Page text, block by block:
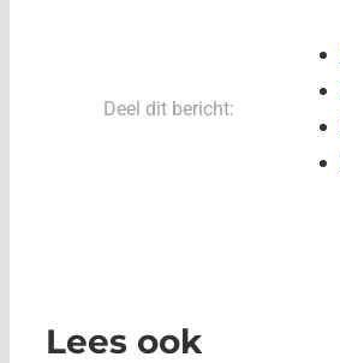
Deel dit bericht:
Lees ook